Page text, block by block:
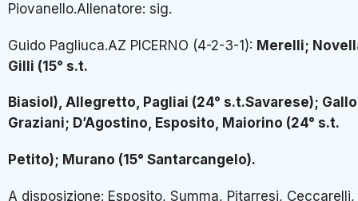
Piovanello.Allenatore: sig.
Guido Pagliuca.AZ PICERNO (4-2-3-1): Merelli;
Gilli (15° s.t.
Biasiol), Allegretto, Pagliai (24° s.t.Savarese);
Graziani; D’Agostino, Esposito, Maiorino (24° s.t.
Petito); Murano (15° Santarcangelo).
A disposizione: Esposito, Summa, Pitarresi, Ceccarelli,